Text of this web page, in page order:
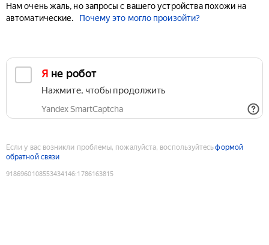
Нам очень жаль, но запросы с вашего устройства похожи на
автоматические.
Почему это могло произойти?
Я не робот
Нажмите, чтобы продолжить
Yandex SmartCaptcha
Если у вас возникли проблемы, пожалуйста, воспользуйтесьформой
обратной связи
9186960108553434146:1786163815